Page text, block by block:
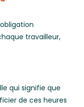
travailleur,
qui signifie que
de ces heures